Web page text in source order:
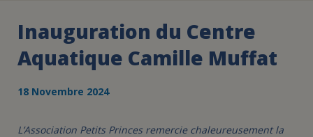
Inauguration du Centre
Aquatique Camille Muffat
18 Novembre 2024
L’Association Petits Princes remercie chaleureusement la